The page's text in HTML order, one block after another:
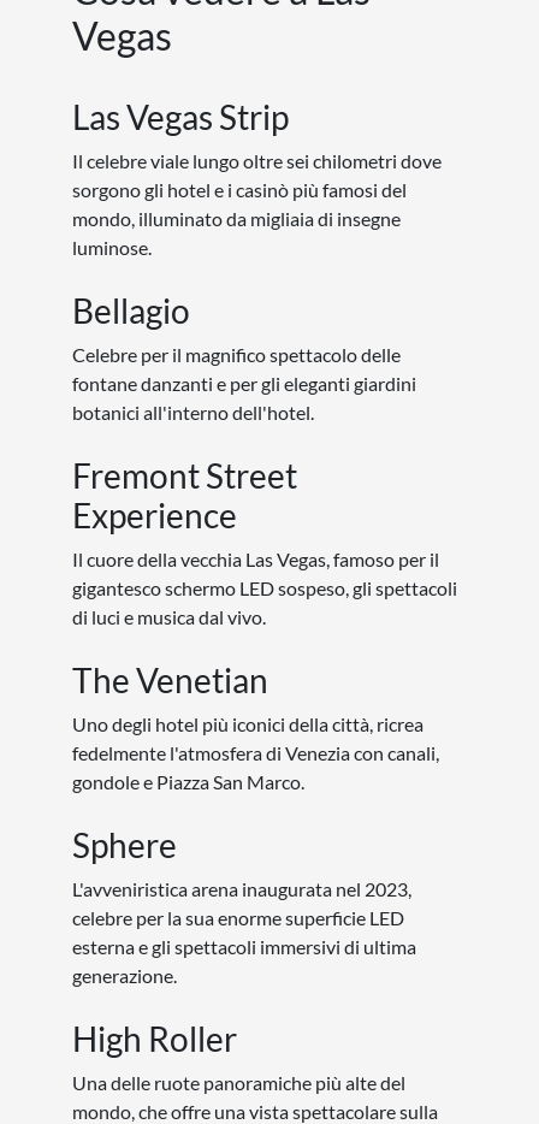
Vegas
Las Vegas Strip
Il celebre viale lungo oltre sei chilometri dove
sorgono gli hotel e i casinò più famosi del
mondo, illuminato da migliaia di insegne
luminose.
Bellagio
Celebre per il magnifico spettacolo delle
fontane danzanti e per gli eleganti giardini
botanici all'interno dell'hotel.
Fremont Street
Experience
Il cuore della vecchia Las Vegas, famoso per il
gigantesco schermo LED sospeso, gli spettacoli
di luci e musica dal vivo.
The Venetian
Uno degli hotel più iconici della città, ricrea
fedelmente l'atmosfera di Venezia con canali,
gondole e Piazza San Marco.
Sphere
L'avveniristica arena inaugurata nel 2023,
celebre per la sua enorme superficie LED
esterna e gli spettacoli immersivi di ultima
generazione.
High Roller
Una delle ruote panoramiche più alte del
mondo, che offre una vista spettacolare sulla